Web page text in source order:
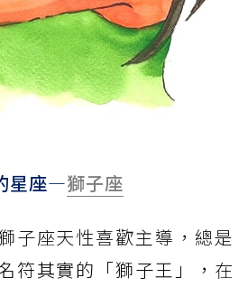
星座—獅子座
子座天性喜歡主導，總是
符其實的「獅子王」， 在